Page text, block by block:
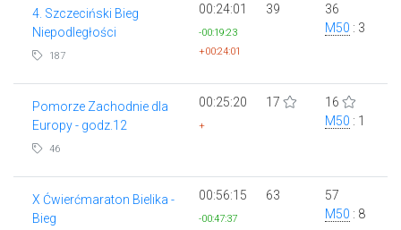
4. Szczeciński Bieg
Niepodległości
187
00:24:01
-00:19:23
+00:24:01
39
36
M50 : 3
Pomorze Zachodnie dla
Europy - godz.12
46
00:25:20
+
17
16
M50 : 1
X Ćwierćmaraton Bielika -
Bieg
00:56:15
-00:47:37
63
57
M50 : 8